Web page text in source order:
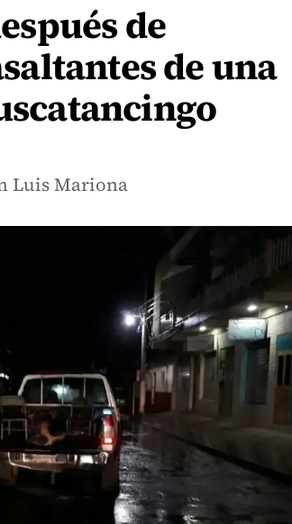
de
de una
Luis Mariona